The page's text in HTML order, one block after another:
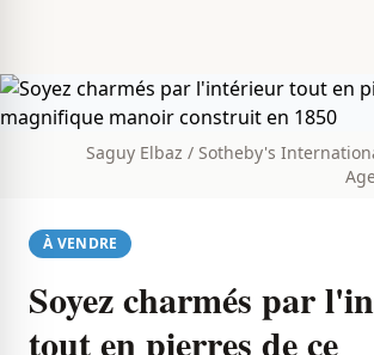
Saguy Elbaz / Sotheby's
À VENDRE
Soyez charmés par
tout en pierres de ce